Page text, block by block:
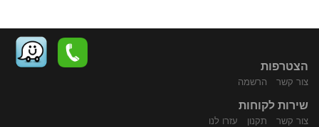
הצטרפות
צור קשר הרשמה
שירות לקוחות
צור קשר תקנון עזרו לנו